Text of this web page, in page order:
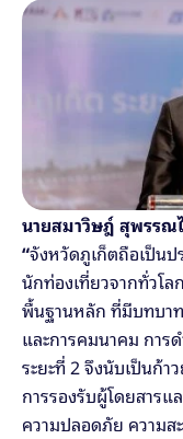
นายสมาวิษฎ์ สุพรรณ
“จังหวัดภูเก็ตถือเป็นป
นักท่องเที่ยวจากทั่วโล
พื้นฐานหลัก ที่มีบทบา
และการคมนาคม การ
ระยะที่ 2 จึงนับเป็นก้า
การรองรับผู้โดยสาร
ความปลอดภัย ความ